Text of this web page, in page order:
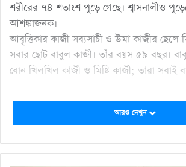
শরীরের ৭৪ শতাংশ পুড়ে গেছে। শ্বাসনালীও
আশঙ্কাজনক।
আবৃত্তিকার কাজী সব্যসাচী ও উমা কাজীর ছেলে
সবার ছোট বাবুল কাজী। তাঁর বয়স ৫৯ বছর।
বোন খিলখিল কাজী ও মিষ্টি কাজী; তারা সবাই
আরও দেখুন